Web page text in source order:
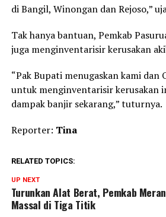
di Bangil, Winongan dan Rejoso,”
Tak hanya bantuan, Pemkab
juga menginventarisir kerusakan
“Pak Bupati menugaskan kami dan
untuk menginventarisir kerusakan
dampak banjir sekarang,” tuturnya.
Reporter: Tina
RELATED TOPICS:
UP NEXT
Turunkan Alat Berat, Pemkab
Massal di Tiga Titik